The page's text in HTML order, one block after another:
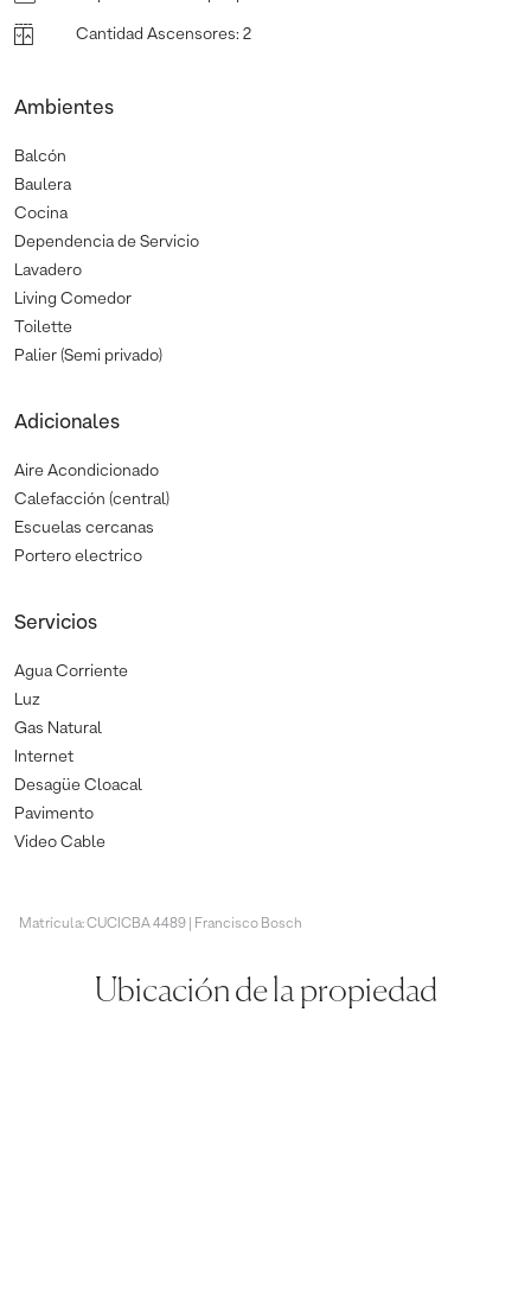
Cantidad Ascensores: 2
Ambientes
Balcón
Baulera
Cocina
Dependencia de Servicio
Lavadero
Living Comedor
Toilette
Palier (Semi privado)
Adicionales
Aire Acondicionado
Calefacción (central)
Escuelas cercanas
Portero electrico
Servicios
Agua Corriente
Luz
Gas Natural
Internet
Desagüe Cloacal
Pavimento
Video Cable
Matrícula: CUCICBA 4489 | Francisco Bosch
Ubicación de la propiedad